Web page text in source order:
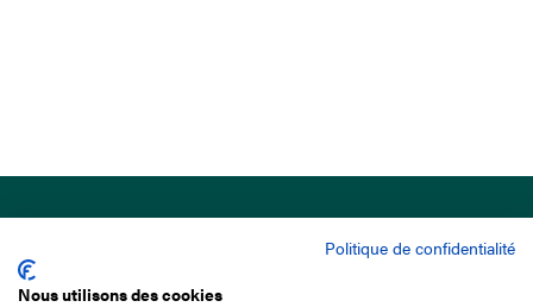
Politique de confidentialité
Nous utilisons des cookies